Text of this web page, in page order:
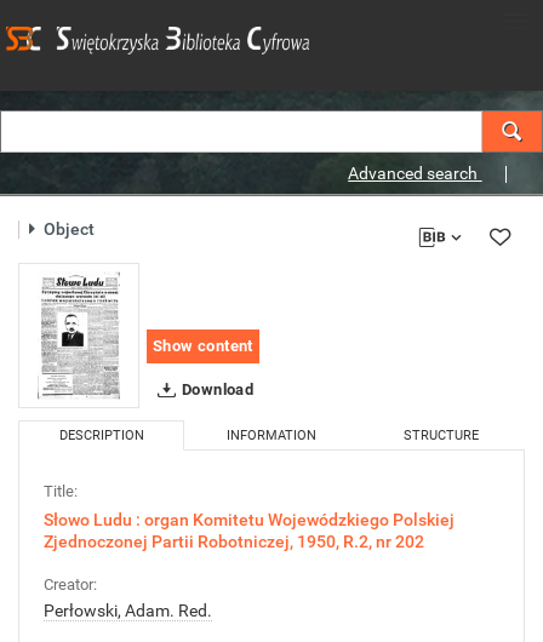
Advanced search
Object
Show content
Download
DESCRIPTION INFORMATION STRUCTURE
Title:
Słowo Ludu : organ Komitetu Wojewódzkiego Polskiej
Zjednoczonej Partii Robotniczej, 1950, R.2, nr 202
Creator:
Perłowski, Adam. Red.